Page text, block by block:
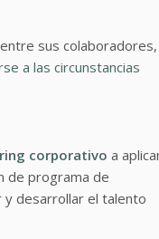
sus colaboradores,
a las circunstancias
corporativo a
de programa de
y desarrollar el talento